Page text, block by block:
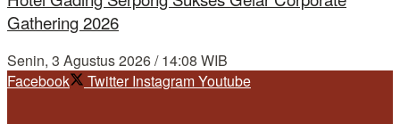
Gathering 2026
Senin, 3 Agustus 2026 / 14:08 WIB
Facebook
Twitter InstagramYoutube